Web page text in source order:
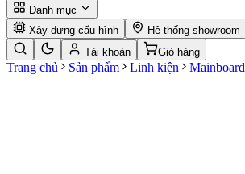
Danh mục
Xây dựng cấu hình
Hệ thống showroom
Tài khoản
Giỏ hàng
Trang chủ Sản phẩm Linh kiện Mainboard